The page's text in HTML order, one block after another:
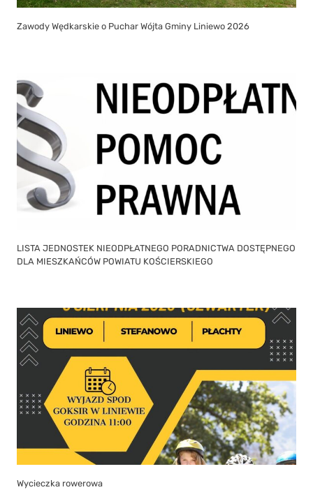
Zawody Wędkarskie o Puchar Wójta Gminy Liniewo 2026
LISTA JEDNOSTEK NIEODPŁATNEGO PORADNICTWA DOSTĘPNEGO
DLA MIESZKAŃCÓW POWIATU KOŚCIERSKIEGO
Wycieczka rowerowa